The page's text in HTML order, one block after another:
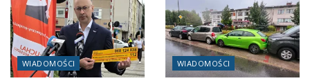
WIADOMOŚCI WIADOMOŚCI